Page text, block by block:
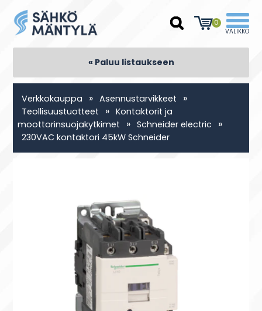
0
« Paluu listaukseen
Verkkokauppa » Asennustarvikkeet »
Teollisuustuotteet » Kontaktorit ja
moottorinsuojakytkimet
» Schneider electric »
230VAC kontaktori 45kW Schneider